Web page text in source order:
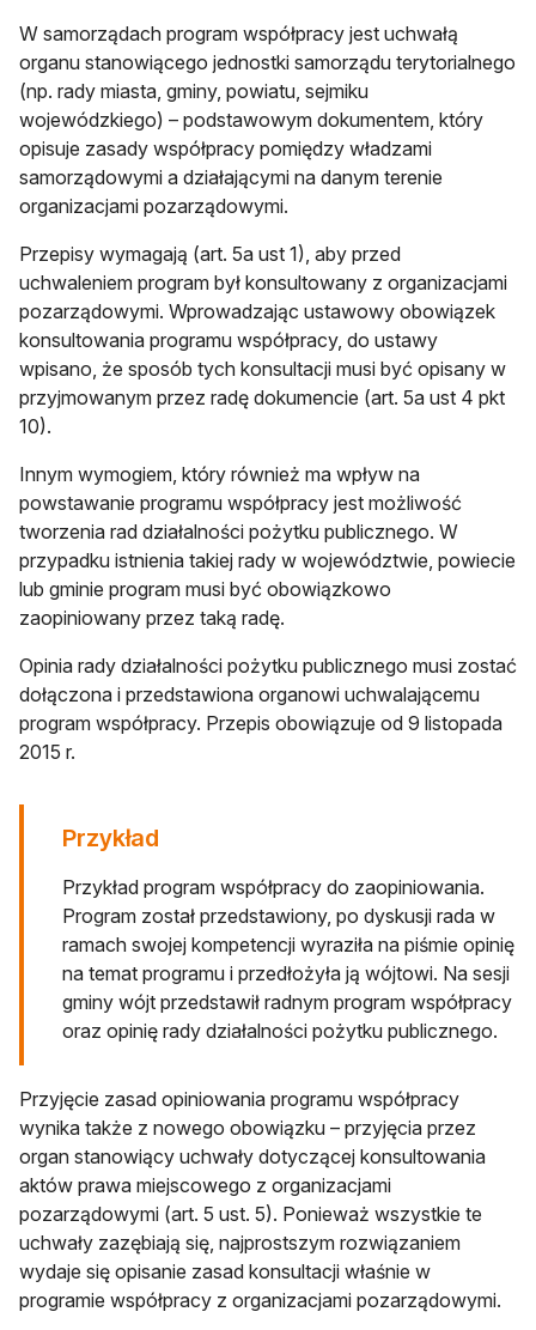
W samorządach program współpracy jest uchwałą
organu stanowiącego jednostki samorządu terytorialnego
(np. rady miasta, gminy, powiatu, sejmiku
wojewódzkiego) – podstawowym dokumentem, który
opisuje zasady współpracy pomiędzy władzami
samorządowymi a działającymi na danym terenie
organizacjami pozarządowymi.
Przepisy wymagają (art. 5a ust 1), aby przed
uchwaleniem program był konsultowany z organizacjami
pozarządowymi. Wprowadzając ustawowy obowiązek
konsultowania programu współpracy, do ustawy
wpisano, że sposób tych konsultacji musi być opisany w
przyjmowanym przez radę dokumencie (art. 5a ust 4 pkt
10).
Innym wymogiem, który również ma wpływ na
powstawanie programu współpracy jest możliwość
tworzenia rad działalności pożytku publicznego. W
przypadku istnienia takiej rady w województwie, powiecie
lub gminie program musi być obowiązkowo
zaopiniowany przez taką radę.
Opinia rady działalności pożytku publicznego musi zostać
dołączona i przedstawiona organowi uchwalającemu
program współpracy. Przepis obowiązuje od 9 listopada
2015 r.
Przykład
Przykład program współpracy do zaopiniowania.
Program został przedstawiony, po dyskusji rada w
ramach swojej kompetencji wyraziła na piśmie opinię
na temat programu i przedłożyła ją wójtowi. Na sesji
gminy wójt przedstawił radnym program współpracy
oraz opinię rady działalności pożytku publicznego.
Przyjęcie zasad opiniowania programu współpracy
wynika także z nowego obowiązku – przyjęcia przez
organ stanowiący uchwały dotyczącej konsultowania
aktów prawa miejscowego z organizacjami
pozarządowymi (art. 5 ust. 5). Ponieważ wszystkie te
uchwały zazębiają się, najprostszym rozwiązaniem
wydaje się opisanie zasad konsultacji właśnie w
programie współpracy z organizacjami pozarządowymi.